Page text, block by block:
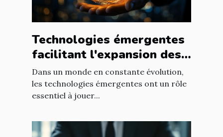
Technologies émergentes
facilitant l'expansion des
entreprises
Dans un monde en constante évolution,
les technologies émergentes ont un rôle
essentiel à jouer...